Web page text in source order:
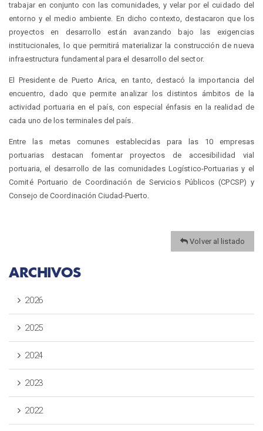
trabajar en conjunto con las comunidades, y velar por el cuidado del
entorno y el medio ambiente. En dicho contexto, destacaron que los
proyectos en desarrollo están avanzando bajo las exigencias
institucionales, lo que permitirá materializar la construcción de nueva
infraestructura fundamental para el desarrollo del sector.
El Presidente de Puerto Arica, en tanto, destacó la importancia del
encuentro, dado que permite analizar los distintos ámbitos de la
actividad portuaria en el país, con especial énfasis en la realidad de
cada uno de los terminales del país.
Entre las metas comunes establecidas para las 10 empresas
portuarias destacan fomentar proyectos de accesibilidad vial
portuaria, el desarrollo de las comunidades Logístico-Portuarias y el
Comité Portuario de Coordinación de Servicios Públicos (CPCSP) y
Consejo de Coordinación Ciudad-Puerto.
Volver al listado
ARCHIVOS
2026
2025
2024
2023
2022